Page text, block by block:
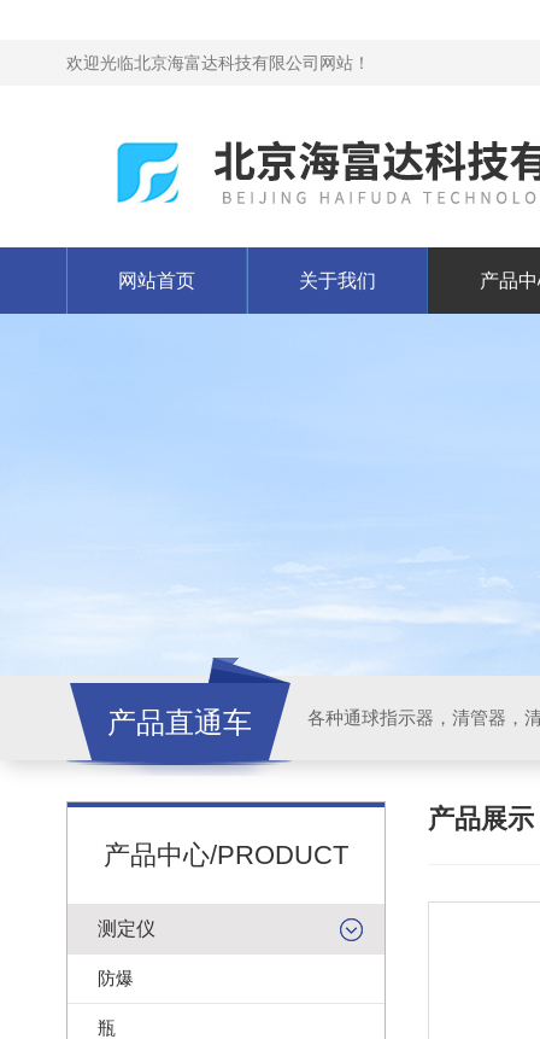
欢迎光临北京海富达科技有限公司网站！
网站首页 关于我们 产品
产品直通车 各种通球指示器，清管器，
产品中心/PRODUCT
测定仪
防爆
瓶
产品展示